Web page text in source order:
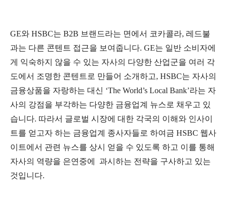
GE와 HSBC는 B2B 브랜드라는 면에서 코카콜라, 레드불
과는 다른 콘텐트 접근을 보여줍니다. GE는 일반 소비자에
게 익숙하지 않을 수 있는 자사의 다양한 산업군을 여러 각
도에서 조명한 콘텐트로 만들어 소개하고, HSBC는 자사의
금융상품을 자랑하는 대신 ‘The World’s Local Bank’라는 자
사의 강점을 부각하는 다양한 금융업계 뉴스로 채우고 있
습니다. 따라서 글로벌 시장에 대한 각국의 이해와 인사이
트를 얻고자 하는 금융업계 종사자들로 하여금 HSBC 웹사
이트에서 관련 뉴스를 상시 얻을 수 있도록 하고 이를 통해
자사의 역량을 은연중에 과시하는 전략을 구사하고 있는
것입니다.